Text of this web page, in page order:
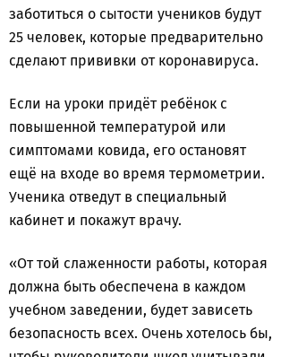
заботиться о сытости учеников будут
25 человек, которые предварительно
сделают прививки от коронавируса.
Если на уроки придёт ребёнок с
повышенной температурой или
симптомами ковида, его остановят
ещё на входе во время термометрии.
Ученика отведут в специальный
кабинет и покажут врачу.
«От той слаженности работы, которая
должна быть обеспечена в каждом
учебном заведении, будет зависеть
безопасность всех. Очень хотелось бы,